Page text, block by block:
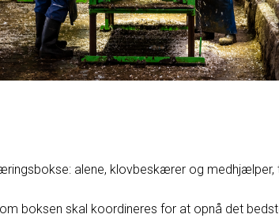
alene, klovbeskærer og
boksen skal koordineres for at opnå det